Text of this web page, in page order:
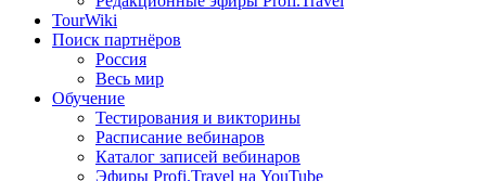
TourWiki
Поиск партнёров
Россия
Весь мир
Обучение
Тестирования и викторины
Расписание вебинаров
Каталог записей вебинаров
Эфиры Profi.Travel на YouTube